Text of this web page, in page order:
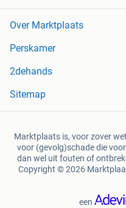
Over Marktplaats
Perskamer
2dehands
Sitemap
Marktplaats is, voor zover
voor (gevolg)schade die
dan wel uit fouten of
Copyright © 2026
een